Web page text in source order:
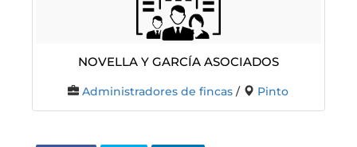
Novella Y García Asociados
Administradores de fincas / Pinto